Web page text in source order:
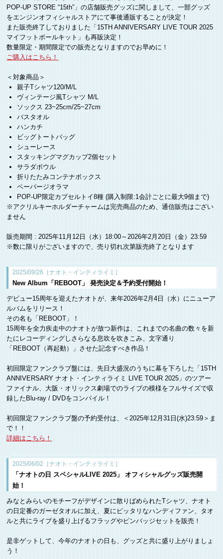
POP-UP STORE “15th”」の店舗販売グッズに関しまして、一部グッズ
をエンジンオフィシャルストアにて事後通販することが決定！
また販売終了しておりました「15TH ANNIVERSARY LIVE TOUR 2025
マイフットボールキット」も再販決定！
数量限定・期間限定での販売となりますのでお早めに！
ご購入はこちら！
＜対象商品＞
親子Tシャツ120/M/L
ヴィンテージ風Tシャツ M/L
ソックス 23~25cm/25~27cm
バスタオル
ハンカチ
ビッグトートバッグ
シューレース
スタッキングマグカップ2個セット
サラダボウル
折りたたみコンテナボックス
ペーパージオラマ
POP-UP限定カプセルトイ8種 (購入制限:1会計ごとに最大9個まで)
※アクリルキーホルダーチャームは完売商品のため、通信販売はござい
ません
︎販売期間 : 2025年11月12日（水）18:00～2026年2月20日（金）23:59
※数に限りがございますので、売り切れ次第販売終了となります
2025/09/26［ナオト・インティライミ］
New Album「REBOOT」 発売決定＆予約受付開始！
デビュー15周年を迎えたナオトが、来年2026年2月4日（水）にニューア
ルバムをリリース！
その名も「REBOOT」！
15周年を全力疾走中のナオトが放つ新作は、これまでの名曲の数々を新
たにレコーディングしさらなる息吹を吹きこみ、文字通り
「REBOOT（再起動）」させた記念すべき作品！
初回限定ファンクラブ盤には、先日大盛況のうちに幕を下ろした「15TH
ANNIVERSARY ナオト・インティライミ LIVE TOUR 2025」のツアー
ファイナル、大阪・オリックス劇場でのライブの模様をフルサイズで収
録したBlu-ray / DVDをコンパイル！
初回限定ファンクラブ盤の予約受付は、＜2025年12月31日(水)23:59＞ま
で！！
詳細はこちら！
2025/06/02［ナオト・インティライミ］
「ナオトの日 スペシャルLIVE 2025」 オフィシャルグッズ販売開
始！
みなとみらいのモチーフがデザインに散りばめられたTシャツ、ナオト
の日定番のガーゼタオルに加え、夏にピッタリなハンディファン、タオ
ルと共にライブを盛り上げるフラッグやピンバッジセットを販売！
是非ゲットして、今年のナオトの日も、グッズと共に盛り上がりましょ
う！